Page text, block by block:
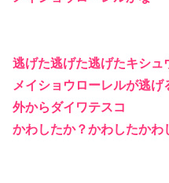
逃げた逃げた逃げたキシュ
メイショウローレルが逃げ
外からダイワテスコ
かわしたか？かわしたか